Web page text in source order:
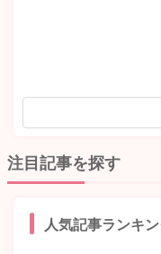
注目記事を探す
人気記事ランキ